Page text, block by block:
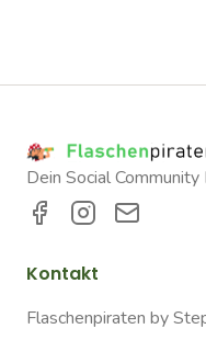
Dein Social
Kontakt
Flaschenpiraten by